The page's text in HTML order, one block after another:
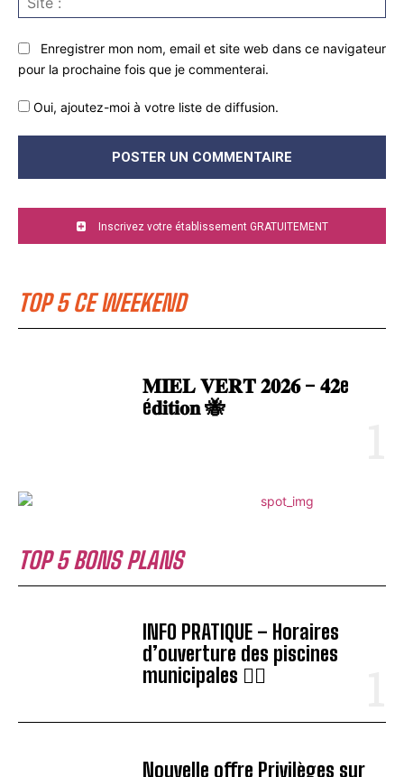
TOP 5 CE WEEKEND
𝐌𝐈𝐄𝐋 𝐕𝐄𝐑𝐓 𝟐𝟎𝟐𝟔 – 𝟒𝟐e
é𝐝𝐢𝐭𝐢𝐨𝐧 🐝
TOP 5 BONS PLANS
INFO PRATIQUE – Horaires
d’ouverture des piscines
municipales 🏊‍♂️
Nouvelle offre Privilèges sur
:
Enregistrer mon nom, email et site web dans ce navigateur
pour la prochaine fois que je commenterai.
Oui, ajoutez-moi à votre liste de diffusion.
Inscrivez votre établissement GRATUITEMENT